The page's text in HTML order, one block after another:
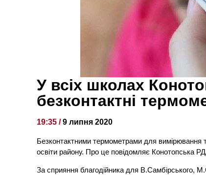
У всіх школах
безконтактні
19:35 /9 липня 2020
Безконтактними термометрами для вимірювання
освіти району. Про це повідомляє Конотопська
За сприяння благодійника для В.Самбірського,